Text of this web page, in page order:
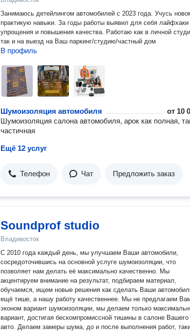
Занимаюсь детейлингом автомобилей с 2023 года. Учусь новому и
практикую навыки. За годы работы выявил для себя лайфхаки для
упрощения и повышения качества. Работаю как в личной студии,
так и на выезд на Ваш паркинг/студию/частный дом
В профиль
Шумоизоляция автомобиля от 10
Шумоизоляция салона автомобиля, арок как полная,
частичная
Ещё 12 услуг
Телефон Чат Предложить заказ
Soundprof studio
Владивосток
С 2010 года каждый день, мы улучшаем Ваши автомобили,
сосредоточившись на основной услуге шумоизоляции, что
позволяет нам делать её максимально качественно. Мы
акцентируем внимание на результат, подбираем материал,
обучаемся, ищем новые решения как сделать Ваши
ещё тише, а нашу работу качественнее. Мы не предлагаем Вам
эконом вариант шумоизоляции, мы делаем только
вариант, достигая бескомпромиссной тишины в салоне Вашего
авто. Делаем замеры шума, до и после выполнения работ, таким